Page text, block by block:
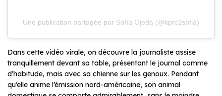
Une publication partagée par Sofía Ojeda (@kprc2sofia)
Dans cette vidéo virale, on découvre la journaliste assise
tranquillement devant sa table, présentant le journal comme
d’habitude, mais avec sa chienne sur les genoux. Pendant
qu’elle anime l’émission nord-américaine, son animal